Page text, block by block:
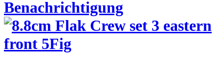
Benachrichtigung